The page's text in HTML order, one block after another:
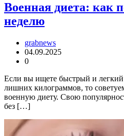
Военная диета: как
неделю
grabnews
04.09.2025
0
Если вы ищете быстрый и легкий
лишних килограммов, то
военную диету. Свою
без […]